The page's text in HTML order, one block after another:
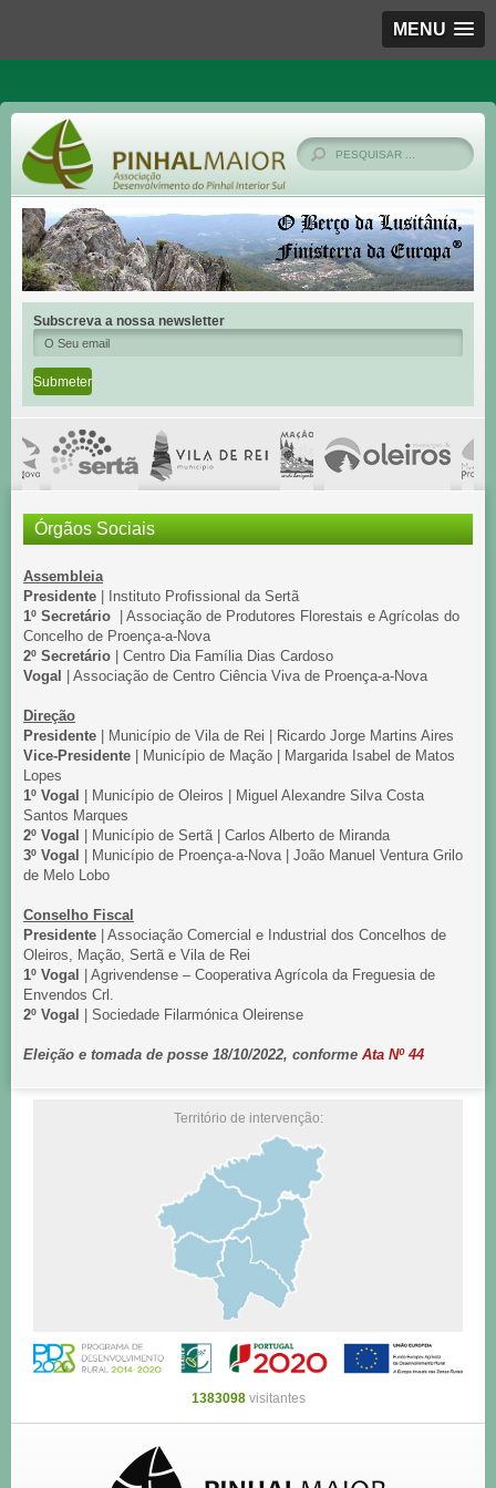
MENU
Subscreva a nossa newsletter
Órgãos Sociais
Assembleia
Presidente | Instituto Profissional da Sertã
1º Secretário | Associação de Produtores Florestais e Agrícolas do
Concelho de Proença-a-Nova
2º Secretário | Centro Dia Família Dias Cardoso
Vogal
| Associação de Centro Ciência Viva de Proença-a-Nova
Direção
Presidente | Município de Vila de Rei | Ricardo Jorge Martins Aires
Vice-Presidente | Município de Mação | Margarida Isabel de Matos
Lopes
1º Vogal
| Município de Oleiros | Miguel Alexandre Silva Costa
Santos Marques
2º Vogal
| Município de Sertã | Carlos Alberto de Miranda
3º Vogal
| Município de Proença-a-Nova | João Manuel Ventura Grilo
de Melo Lobo
Conselho Fiscal
Presidente | Associação Comercial e Industrial dos Concelhos de
Oleiros, Mação, Sertã e Vila de Rei
1º Vogal
| Agrivendense – Cooperativa Agrícola da Freguesia de
Envendos Crl.
2º Vogal
| Sociedade Filarmónica Oleirense
Eleição e tomada de posse 18/10/2022, conforme Ata Nº 44
Território de intervenção:
1383098visitantes